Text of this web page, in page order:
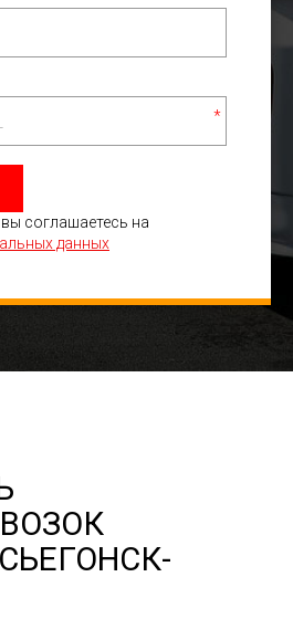
*
соглашаетесь на
данных